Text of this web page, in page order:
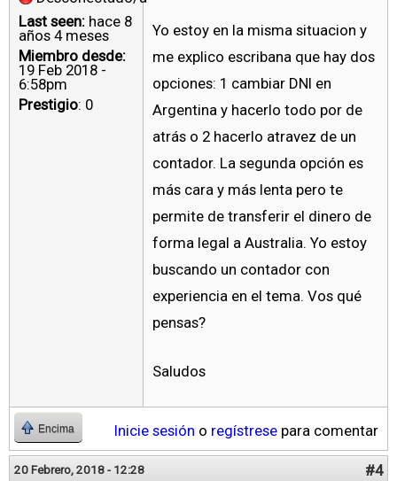
Last seen: hace 8
años 4 meses
Miembro desde:
19 Feb 2018 -
6:58pm
Prestigio: 0
Yo estoy en la misma situacion y
me explico escribana que hay dos
opciones: 1 cambiar DNI en
Argentina y hacerlo todo por de
atrás o 2 hacerlo atravez de un
contador. La segunda opción es
más cara y más lenta pero te
permite de transferir el dinero de
forma legal a Australia. Yo estoy
buscando un contador con
experiencia en el tema. Vos qué
pensas?
Saludos
Encima Inicie sesión o regístrese para comentar
20 Febrero, 2018 - 12:28 #4